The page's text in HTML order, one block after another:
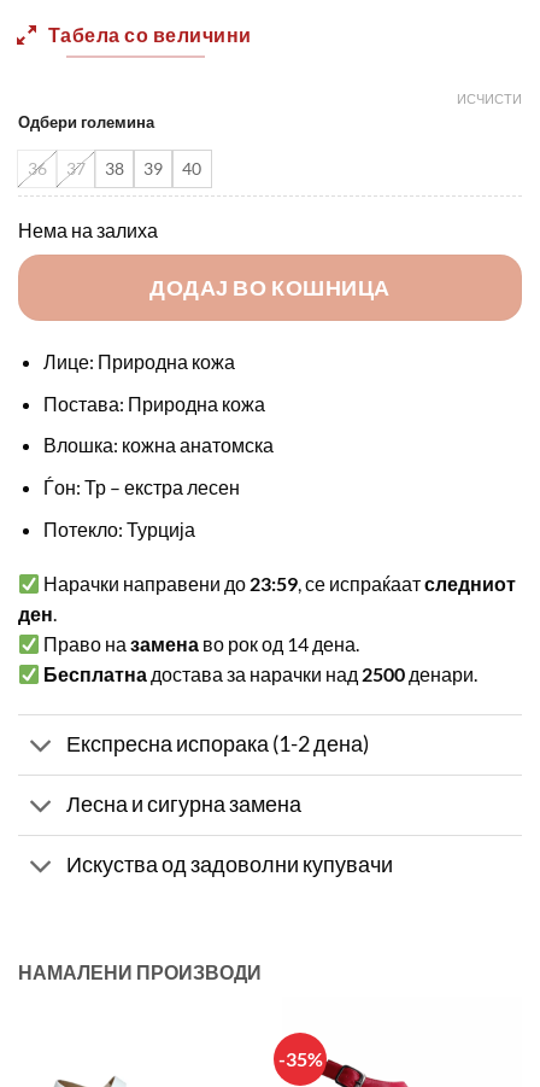
Табела со величини
Одбери големина
36 37 38 39 40
ИСЧИСТИ
Нема на залиха
ДОДАЈ ВО КОШНИЦА
Лице: Природна кожа
Постава: Природна кожа
Влошка: кожна анатомска
Ѓон: Тр – екстра лесен
Потекло: Турција
Нарачки направени до 23:59, се испраќаатследниот
ден.
Право назамена во рок од 14 дена.
Бесплатна достава за нарачки над 2500 денари.
Експресна испорака (1-2 дена)
Лесна и сигурна замена
Искуства од задоволни купувачи
НАМАЛЕНИ ПРОИЗВОДИ
-35%